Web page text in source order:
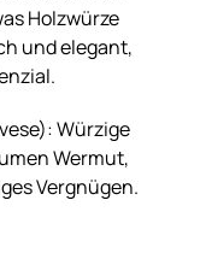
Holzwürze
und elegant,
Würzige
Wermut,
Vergnügen.